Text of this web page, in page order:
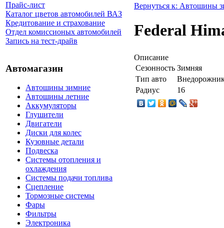
Прайс-лист
Каталог цветов автомобилей ВАЗ
Кредитование и страхование
Отдел комиссионых автомобилей
Запись на тест-драйв
Автомагазин
Автошины зимние
Автошины летние
Аккумуляторы
Глушители
Двигатели
Диски для колес
Кузовные детали
Подвеска
Системы отопления и
охлаждения
Системы подачи топлива
Сцепление
Тормозные системы
Фары
Фильтры
Электроника
Вернуться к: Автошины
Federal
Описание
Сезонность Зимняя
Тип авто
Радиус
16